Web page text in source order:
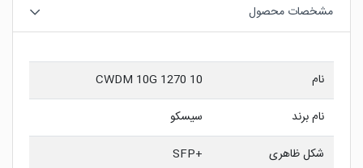
مشخصات محصول
نام
CWDM 10G 1270 10
نام برند
سیسکو
شکل ظاهری
+SFP